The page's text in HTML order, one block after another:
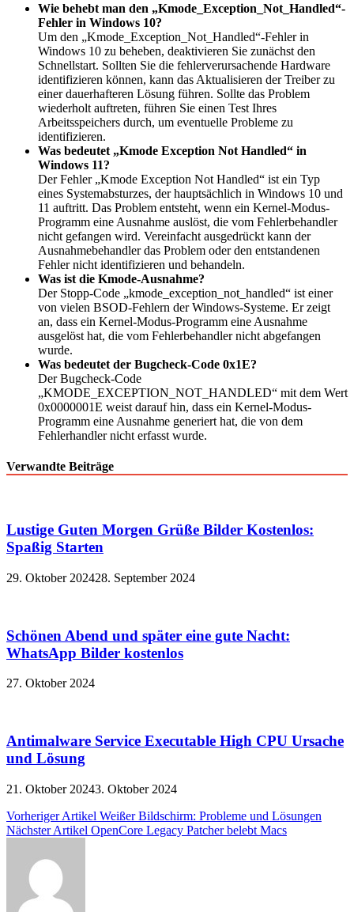
Wie behebt man den „Kmode_Exception_Not_Handled“-
Fehler in Windows 10?
Um den „Kmode_Exception_Not_Handled“-Fehler in
Windows 10 zu beheben, deaktivieren Sie zunächst den
Schnellstart. Sollten Sie die fehlerverursachende Hardware
identifizieren können, kann das Aktualisieren der Treiber zu
einer dauerhafteren Lösung führen. Sollte das Problem
wiederholt auftreten, führen Sie einen Test Ihres
Arbeitsspeichers durch, um eventuelle Probleme zu
identifizieren.
Was bedeutet „Kmode Exception Not Handled“ in
Windows 11?
Der Fehler „Kmode Exception Not Handled“ ist ein Typ
eines Systemabsturzes, der hauptsächlich in Windows 10 und
11 auftritt. Das Problem entsteht, wenn ein Kernel-Modus-
Programm eine Ausnahme auslöst, die vom Fehlerbehandler
nicht gefangen wird. Vereinfacht ausgedrückt kann der
Ausnahmebehandler das Problem oder den entstandenen
Fehler nicht identifizieren und behandeln.
Was ist die Kmode-Ausnahme?
Der Stopp-Code „kmode_exception_not_handled“ ist einer
von vielen BSOD-Fehlern der Windows-Systeme. Er zeigt
an, dass ein Kernel-Modus-Programm eine Ausnahme
ausgelöst hat, die vom Fehlerbehandler nicht abgefangen
wurde.
Was bedeutet der Bugcheck-Code 0x1E?
Der Bugcheck-Code
„KMODE_EXCEPTION_NOT_HANDLED“ mit dem Wert
0x0000001E weist darauf hin, dass ein Kernel-Modus-
Programm eine Ausnahme generiert hat, die von dem
Fehlerhandler nicht erfasst wurde.
Verwandte Beiträge
Lustige Guten Morgen Grüße Bilder Kostenlos:
Spaßig Starten
29. Oktober 202428. September 2024
Schönen Abend und später eine gute Nacht:
WhatsApp Bilder kostenlos
27. Oktober 2024
Antimalware Service Executable High CPU Ursache
und Lösung
21. Oktober 20243. Oktober 2024
Beitragsnavigation
Vorheriger Artikel Weißer Bildschirm: Probleme und Lösungen
Nächster Artikel OpenCore Legacy Patcher belebt Macs